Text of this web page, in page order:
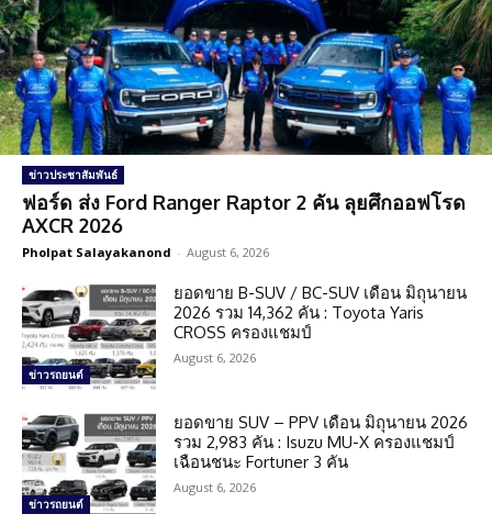
ข่าวประชาสัมพันธ์
ฟอร์ด ส่ง Ford Ranger Raptor 2 คัน ลุยศึกออฟโรด
AXCR 2026
Pholpat Salayakanond - August 6, 2026
ข่าวรถยนต์
ยอดขาย B-SUV / BC-SUV เดือน มิถุนายน
2026 รวม 14,362 คัน : Toyota Yaris
CROSS ครองแชมป์
August 6, 2026
ข่าวรถยนต์
ยอดขาย SUV – PPV เดือน มิถุนายน 2026
รวม 2,983 คัน : Isuzu MU-X ครองแชมป์
เฉือนชนะ Fortuner 3 คัน
August 6, 2026